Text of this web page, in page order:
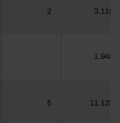
2 3.118
1.949
5 11.125